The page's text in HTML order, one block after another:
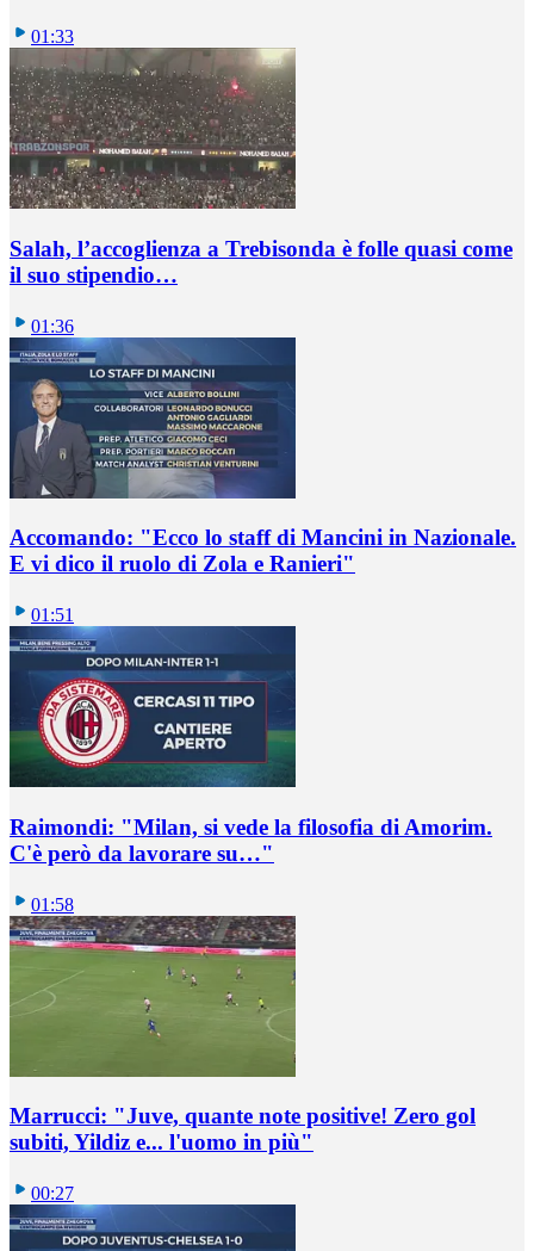
01:33
Salah, l’accoglienza a Trebisonda è folle quasi come
il suo stipendio…
01:36
Accomando: "Ecco lo staff di Mancini in Nazionale.
E vi dico il ruolo di Zola e Ranieri"
01:51
Raimondi: "Milan, si vede la filosofia di Amorim.
C'è però da lavorare su…"
01:58
Marrucci: "Juve, quante note positive! Zero gol
subiti, Yildiz e... l'uomo in più"
00:27